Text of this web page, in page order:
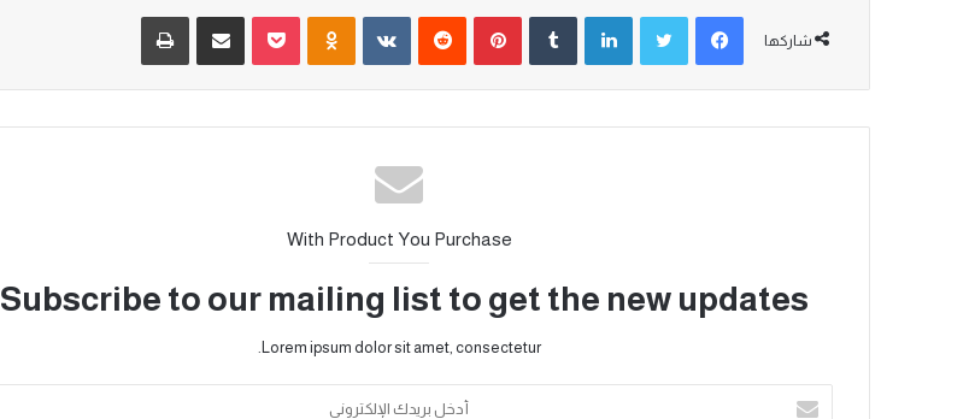
شاركها
With Product You Purchase
Subscribe to our mailing list to get the new updates!
Lorem ipsum dolor sit amet, consectetur.